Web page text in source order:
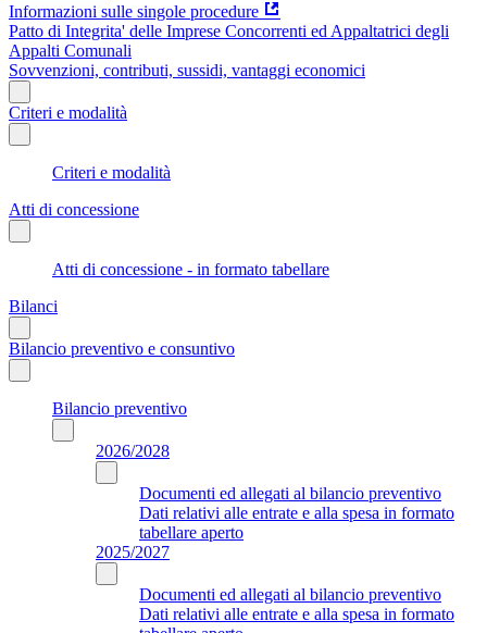
Informazioni sulle singole procedure
Patto di Integrita' delle Imprese Concorrenti ed Appaltatrici degli
Appalti Comunali
Sovvenzioni, contributi, sussidi, vantaggi economici
Criteri e modalità
Criteri e modalità
Atti di concessione
Atti di concessione - in formato tabellare
Bilanci
Bilancio preventivo e consuntivo
Bilancio preventivo
2026/2028
Documenti ed allegati al bilancio preventivo
Dati relativi alle entrate e alla spesa in formato
tabellare aperto
2025/2027
Documenti ed allegati al bilancio preventivo
Dati relativi alle entrate e alla spesa in formato